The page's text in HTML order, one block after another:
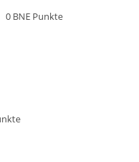
0 BNE Punkte